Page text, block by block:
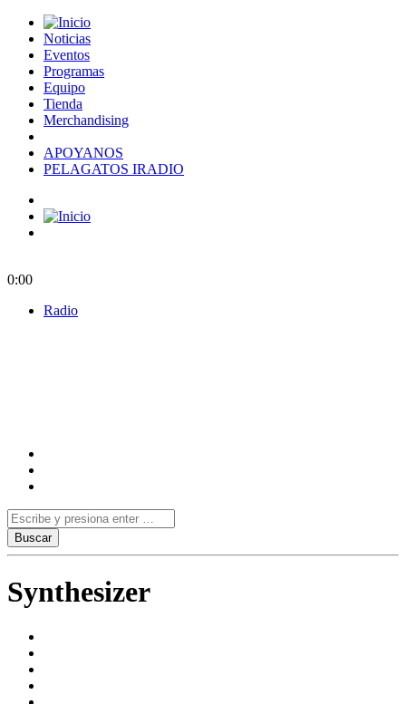
Noticias
Eventos
Programas
Equipo
Tienda
Merchandising
APOYANOS
PELAGATOS IRADIO
0:00
Radio
Synthesizer